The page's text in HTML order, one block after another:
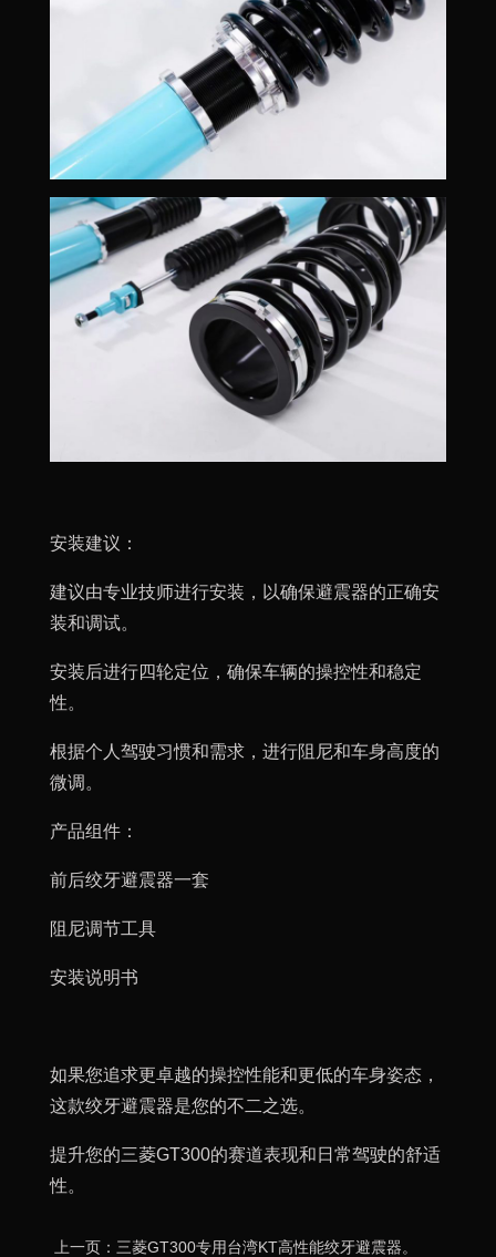
安装建议：
建议由专业技师进行安装，以确保避震器的正确安
装和调试。
安装后进行四轮定位，确保车辆的操控性和稳定
性。
根据个人驾驶习惯和需求，进行阻尼和车身高度的
微调。
产品组件：
前后绞牙避震器一套
阻尼调节工具
安装说明书
如果您追求更卓越的操控性能和更低的车身姿态，
这款绞牙避震器是您的不二之选。
提升您的三菱GT300的赛道表现和日常驾驶的舒适
性。
上一页：三菱GT300专用台湾KT高性能绞牙避震器。